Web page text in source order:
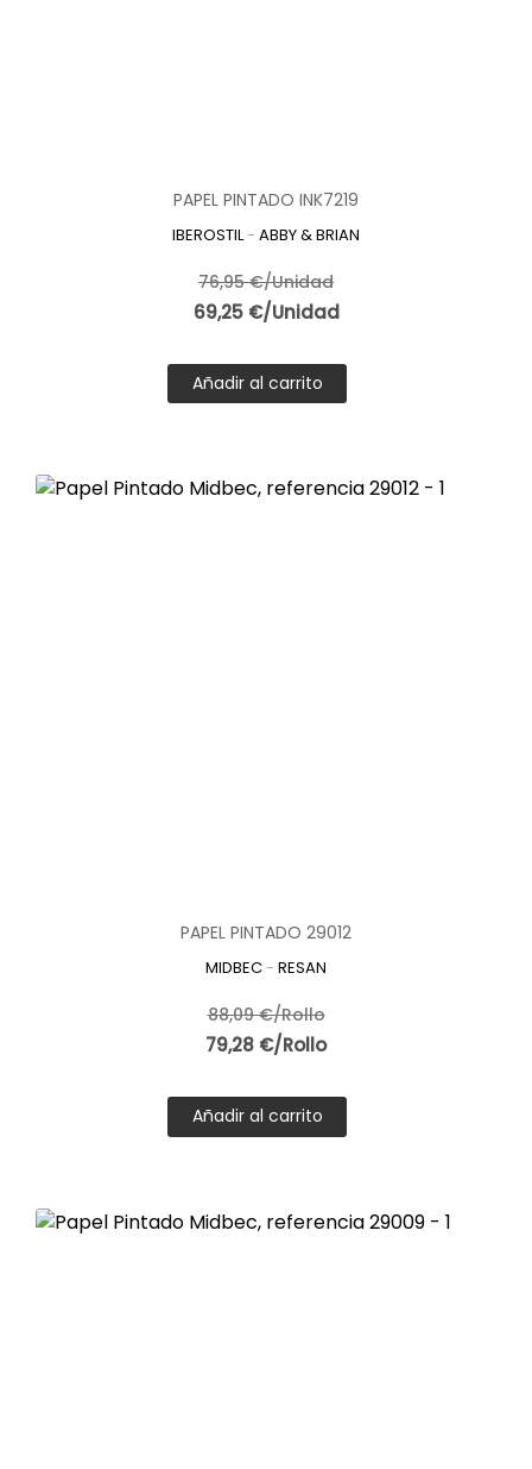
PAPEL PINTADO INK7219
IBEROSTIL- ABBY & BRIAN
76,95 €/Unidad
69,25 €/Unidad
Añadir al carrito
PAPEL PINTADO 29012
MIDBEC- RESAN
88,09 €/Rollo
79,28 €/Rollo
Añadir al carrito